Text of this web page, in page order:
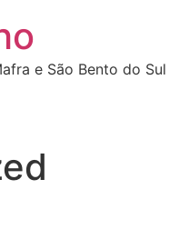
e São Bento do Sul